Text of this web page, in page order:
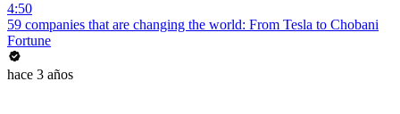
4:50
59 companies that are changing the world: From Tesla to Chobani
Fortune
hace 3 años